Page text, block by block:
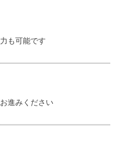
も可能です
進みください